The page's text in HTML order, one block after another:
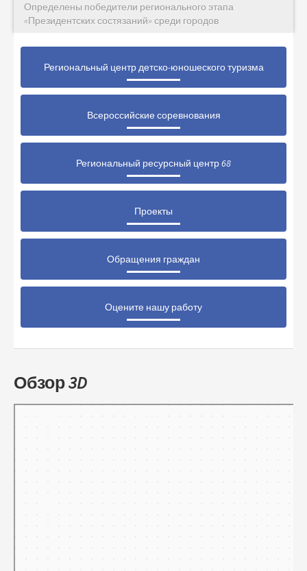
Определены победители регионального этапа
«Президентских состязаний» среди городов
Региональный центр детско-юношеского туризма
Всероссийские соревнования
Региональный ресурсный центр 68
Проекты
Обращения граждан
Оцените нашу работу
Обзор 3D